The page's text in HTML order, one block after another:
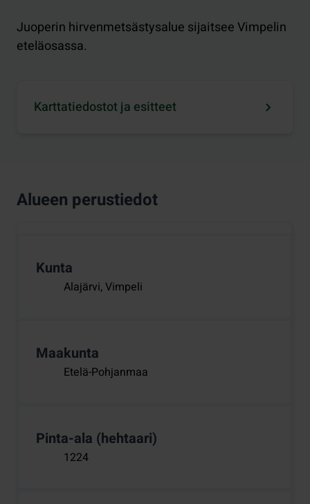
Juoperin hirvenmetsästysalue sijaitsee Vimpelin
eteläosassa.
Karttatiedostot ja esitteet
Alueen perustiedot
Kunta
Alajärvi, Vimpeli
Maakunta
Etelä-Pohjanmaa
Pinta-ala (hehtaari)
1224